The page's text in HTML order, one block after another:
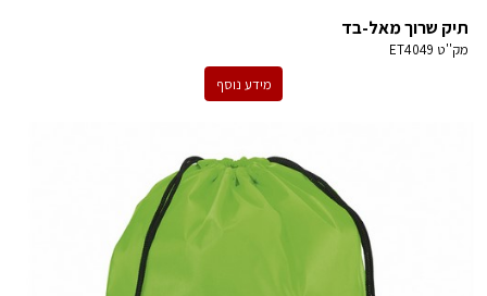
תיק שרוך מאל-בד
מק''ט ET4049
מידע נוסף